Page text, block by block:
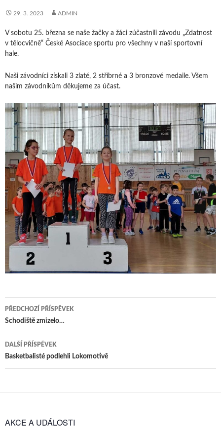
29. 3. 2023 ADMIN
V sobotu 25. března se naše žačky a žáci zúčastnili závodu „Zdatnost
v tělocvičně“ České Asociace sportu pro všechny v naší sportovní
hale.
Naši závodníci získali 3 zlaté, 2 stříbrné a 3 bronzové medaile. Všem
našim závodníkům děkujeme za účast.
Navigace
pro
příspěvky
PŘEDCHOZÍ PŘÍSPĚVEK
Schodiště zmizelo…
DALŠÍ PŘÍSPĚVEK
Basketbalisté podlehli Lokomotivě
AKCE A UDÁLOSTI